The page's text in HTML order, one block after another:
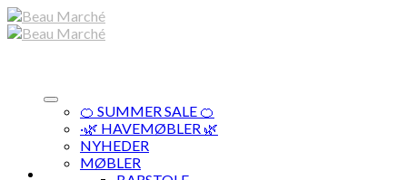
Skip
to
🍊 SUMMER SALE 🍊
·🌿 HAVEMØBLER 🌿
NYHEDER
MØBLER